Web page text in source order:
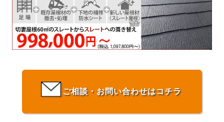
ご相談・お問い合わせはコチラ